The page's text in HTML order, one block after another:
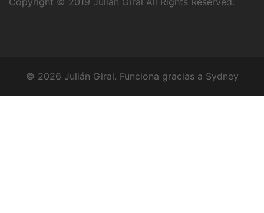
© 2026 Julián Giral. Funciona gracias a Sydney